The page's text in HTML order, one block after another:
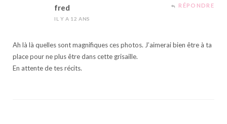
fred
IL Y A 12 ANS
RÉPONDRE
Ah là là quelles sont magnifiques ces photos. J’aimerai bien être à ta
place pour ne plus être dans cette grisaille.
En attente de tes récits.